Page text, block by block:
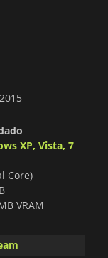
XP, Vista, 7
Core)
VRAM